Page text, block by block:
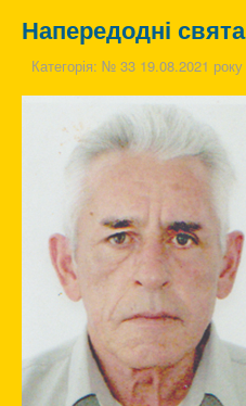
Напередодні свята
Категорія: № 33 19.08.2021 року